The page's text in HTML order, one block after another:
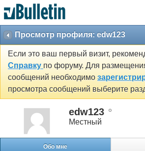
Просмотр профиля: edw123
Если это ваш первый визит,
Справку по форуму. Для
сообщений необходимо
просмотра сообщений выберите
edw123
Местный
Обо мне